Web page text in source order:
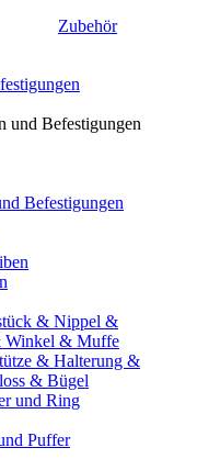
Zubehör
und Befestigungen
Befestigungen
& Nippel &
Winkel & Muffe
& Halterung &
& Bügel
und Ring
Puffer